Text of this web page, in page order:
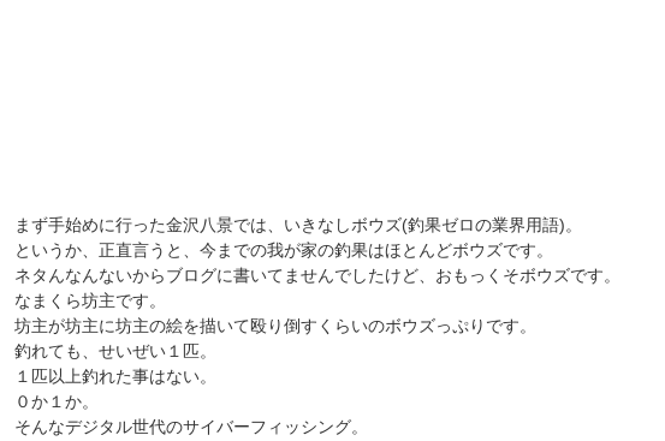
まず手始めに行った金沢八景では、いきなしボウズ(釣果ゼロの業界用語)。
というか、正直言うと、今までの我が家の釣果はほとんどボウズです。
ネタんなんないからブログに書いてませんでしたけど、おもっくそボウズです。
なまくら坊主です。
坊主が坊主に坊主の絵を描いて殴り倒すくらいのボウズっぷりです。
釣れても、せいぜい１匹。
１匹以上釣れた事はない。
０か１か。
そんなデジタル世代のサイバーフィッシング。